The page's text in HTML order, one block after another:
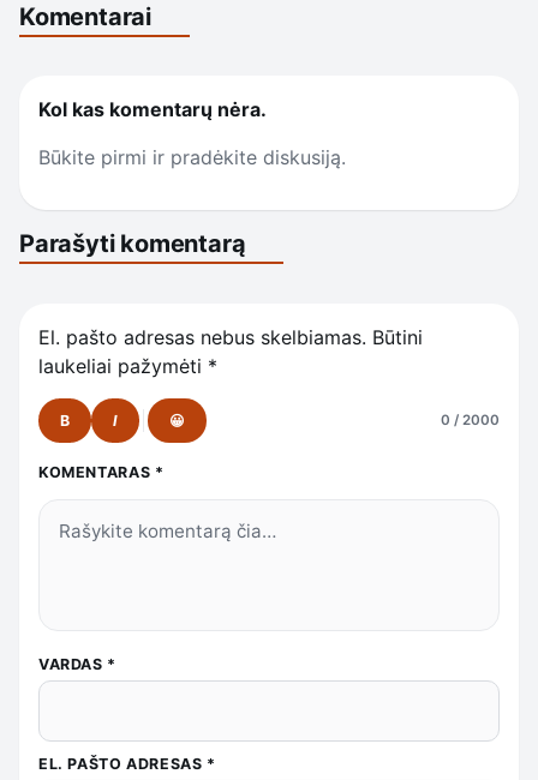
Komentarai
Kol kas komentarų nėra.
Būkite pirmi ir pradėkite diskusiją.
Parašyti komentarą
El. pašto adresas nebus skelbiamas. Būtini
laukeliai pažymėti *
B I 😀 0 / 2000
KOMENTARAS *
VARDAS *
EL. PAŠTO ADRESAS *